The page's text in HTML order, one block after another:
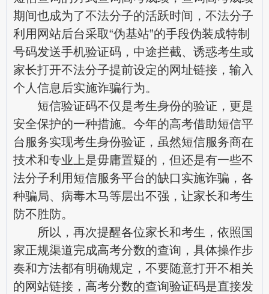
期间也成为了不法分子的活跃时间，不法分子
利用网站后台采取“伪基站”的手段伪装成特制
号码发送手机验证码，中途拦截、诱惑考生或
家长打开不法分子提前设定的网址链接，输入
个人信息后实施诈骗行为。
短信验证码不仅是考生身份的验证，更是
安全保护的一种措施。今年的高考借助短信平
台服务实现考生身份验证，虽然短信服务商在
技术和专业上是毋庸置疑的，但还是有一些不
法分子利用短信服务平台的缺口实施诈骗，各
种骗局、病毒木马等层出不强，让家长和考生
防不胜防。
所以，再次提醒各位家长和考生，依照国
家正规渠道完成高考分数的查询，具体操作步
奏和方法都有明确规定，不要随意打开不相关
的网站链接，高考分数的查询验证码是直接发